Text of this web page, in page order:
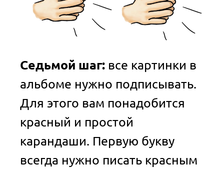
Седьмой шаг: все картинки в
альбоме нужно подписывать.
Для этого вам понадобится
красный и простой
карандаши. Первую букву
всегда нужно писать красным